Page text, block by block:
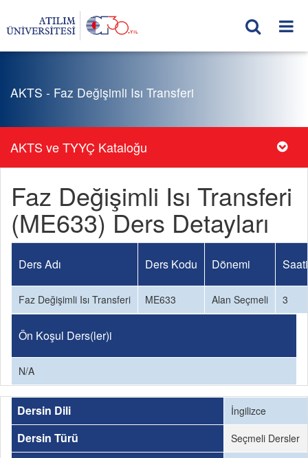
AKTS - Faz Değişimli Isı Transferi
AKTS ve TYYÇ Kataloğu
Faz Değişimli Isı Transferi
(ME633) Ders Detayları
Ders Adı Ders Kodu Dönemi Saati
Faz Değişimli Isı Transferi ME633 Alan Seçmeli 3
Ön Koşul Ders(ler)i
N/A
Dersin Dili İngilizce
Dersin Türü Seçmeli Dersler